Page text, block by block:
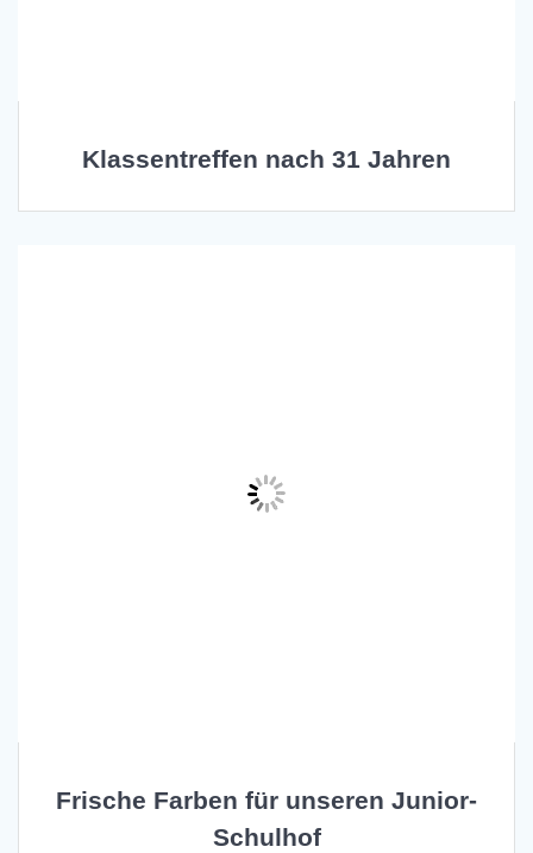
Klassentreffen nach 31 Jahren
Frische Farben für unseren Junior-
Schulhof